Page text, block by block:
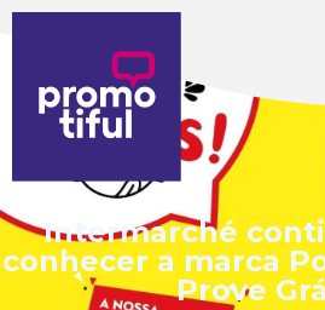
Intermarché
conhecer a marca
Prove